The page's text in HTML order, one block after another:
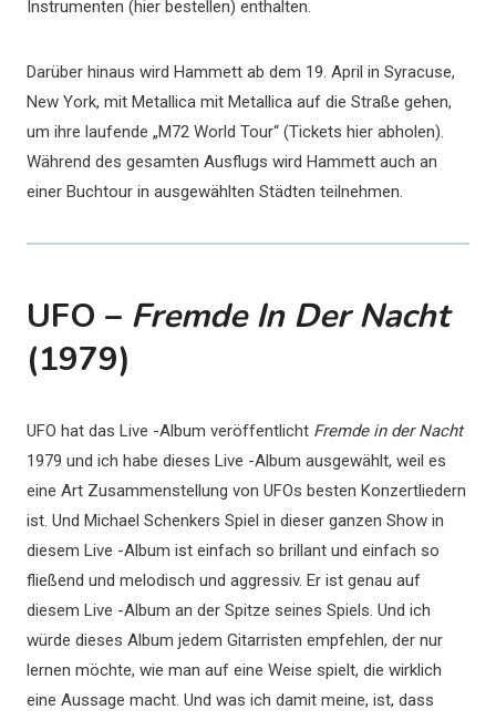
Instrumenten (hier bestellen) enthalten.
Darüber hinaus wird Hammett ab dem 19. April in Syracuse,
New York, mit Metallica mit Metallica auf die Straße gehen,
um ihre laufende „M72 World Tour“ (Tickets hier abholen).
Während des gesamten Ausflugs wird Hammett auch an
einer Buchtour in ausgewählten Städten teilnehmen.
UFO – Fremde In Der Nacht
(1979)
UFO hat das Live -Album veröffentlicht Fremde in der Nacht
1979 und ich habe dieses Live -Album ausgewählt, weil es
eine Art Zusammenstellung von UFOs besten Konzertliedern
ist. Und Michael Schenkers Spiel in dieser ganzen Show in
diesem Live -Album ist einfach so brillant und einfach so
fließend und melodisch und aggressiv. Er ist genau auf
diesem Live -Album an der Spitze seines Spiels. Und ich
würde dieses Album jedem Gitarristen empfehlen, der nur
lernen möchte, wie man auf eine Weise spielt, die wirklich
eine Aussage macht. Und was ich damit meine, ist, dass